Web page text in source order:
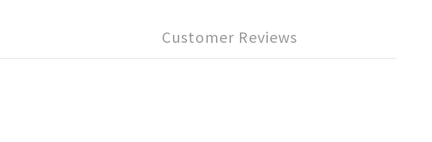
Customer Reviews